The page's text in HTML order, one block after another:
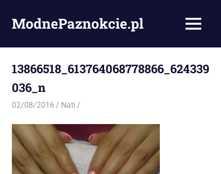
contentModnePaznokcie.pl
paznokcie
–
artykuły,
zdjęcia
i
MENU
13866518_613764068778866_624339
036_n
02/08/2016 Nati